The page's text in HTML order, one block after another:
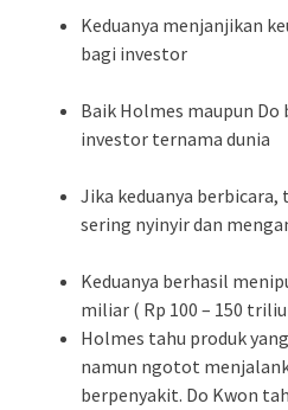
Keduanya menjanjikan
bagi investor
Baik Holmes maupun
investor ternama dunia
Jika keduanya
sering nyinyir dan
Keduanya berhasil
miliar ( Rp 100 – 150
Holmes tahu produk
namun ngotot
berpenyakit. Do Kwon